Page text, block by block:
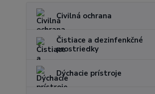
Civilná ochrana
Čistiace a dezinfenkčné
prostriedky
Dýchacie prístroje